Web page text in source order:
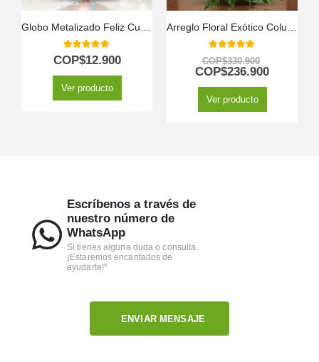
Globo Metalizado Feliz Cumpleaños
5.00out of 5
COP$12.900
Ver producto
Arreglo Floral Exótico Columba
5.00out of 5
COP$330.900
COP$236.900
Ver producto
Escríbenos a través de
nuestro número de
WhatsApp
Si tienes alguna duda o consulta.
¡Estaremos encantados de
ayudarte!"
ENVIAR MENSAJE